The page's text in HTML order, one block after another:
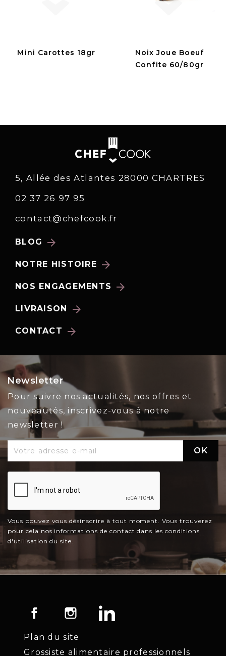
Mini Carottes 18gr
Noix Joue Boeuf
Confite 60/80gr
5, Allée des Atlantes 28000 CHARTRES
02 37 26 97 95
contact@chefcook.fr
BLOG arrow_forward
NOTRE HISTOIRE arrow_forward
NOS ENGAGEMENTS arrow_forward
LIVRAISON arrow_forward
CONTACT arrow_forward
Newsletter
Pour suivre nos actualités, nos offres et
nouveautés, inscrivez-vous à notre
newsletter !
Vous pouvez vous désinscrire à tout moment. Vous trouverez
pour cela nos informations de contact dans les conditions
d'utilisation du site.
Facebook Instagram
Plan du site
Grossiste alimentaire professionnels